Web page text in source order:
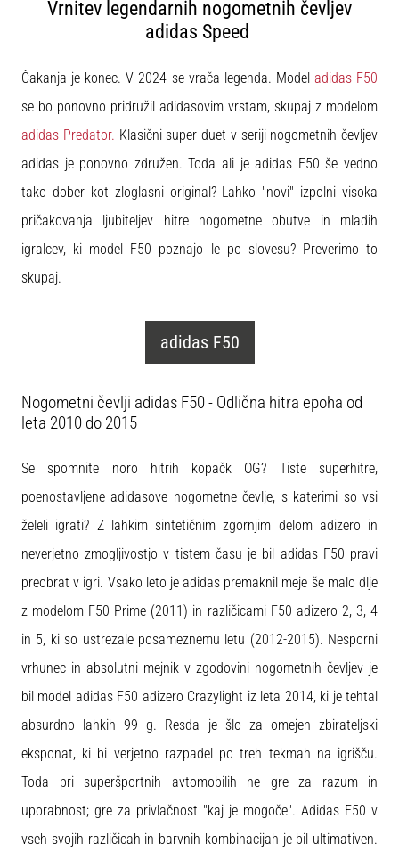
kontrola
in
11teamsports
1. 7. 2025
1 min. branja
Play
na
ženski
2025
uradnimi
dresi
kopačkami
znamk
Nike,
in
PUMA.
del
vsake
gola
in…
Prikaži
Vrnitev legendarnih nogometnih čevljev
adidas Speed
Čakanja je konec. V 2024 se vrača legenda. Model adidas F50
se bo ponovno pridružil adidasovim vrstam, skupaj z modelom
adidas Predator. Klasični super duet v seriji nogometnih čevljev
adidas je ponovno združen. Toda ali je adidas F50 še vedno
tako dober kot zloglasni original? Lahko "novi" izpolni visoka
pričakovanja ljubiteljev hitre nogometne obutve in mladih
igralcev, ki model F50 poznajo le po slovesu? Preverimo to
skupaj.
adidas F50
Nogometni čevlji adidas F50 - Odlična hitra epoha od
leta 2010 do 2015
Se spomnite noro hitrih kopačk OG? Tiste superhitre,
poenostavljene adidasove nogometne čevlje, s katerimi so vsi
želeli igrati? Z lahkim sintetičnim zgornjim delom adizero in
neverjetno zmogljivostjo v tistem času je bil adidas F50 pravi
preobrat v igri. Vsako leto je adidas premaknil meje še malo dlje
z modelom F50 Prime (2011) in različicami F50 adizero 2, 3, 4
in 5, ki so ustrezale posameznemu letu (2012-2015). Nesporni
vrhunec in absolutni mejnik v zgodovini nogometnih čevljev je
bil model adidas F50 adizero Crazylight iz leta 2014, ki je tehtal
absurdno lahkih 99 g. Resda je šlo za omejen zbirateljski
eksponat, ki bi verjetno razpadel po treh tekmah na igrišču.
Toda pri superšportnih avtomobilih ne gre za razum in
uporabnost; gre za privlačnost "kaj je mogoče". Adidas F50 v
vseh svojih različicah in barvnih kombinacijah je bil ultimativen.